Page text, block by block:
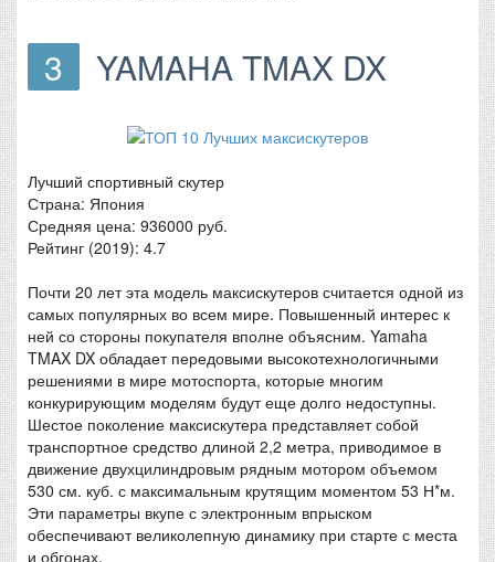
3 YAMAHA TMAX DX
Лучший спортивный скутер
Страна: Япония
Средняя цена: 936000 руб.
Рейтинг (2019): 4.7
Почти 20 лет эта модель максискутеров считается одной из
самых популярных во всем мире. Повышенный интерес к
ней со стороны покупателя вполне объясним. Yamaha
TMAX DX обладает передовыми высокотехнологичными
решениями в мире мотоспорта, которые многим
конкурирующим моделям будут еще долго недоступны.
Шестое поколение максискутера представляет собой
транспортное средство длиной 2,2 метра, приводимое в
движение двухцилиндровым рядным мотором объемом
530 см. куб. с максимальным крутящим моментом 53 Н*м.
Эти параметры вкупе с электронным впрыском
обеспечивают великолепную динамику при старте с места
и обгонах.